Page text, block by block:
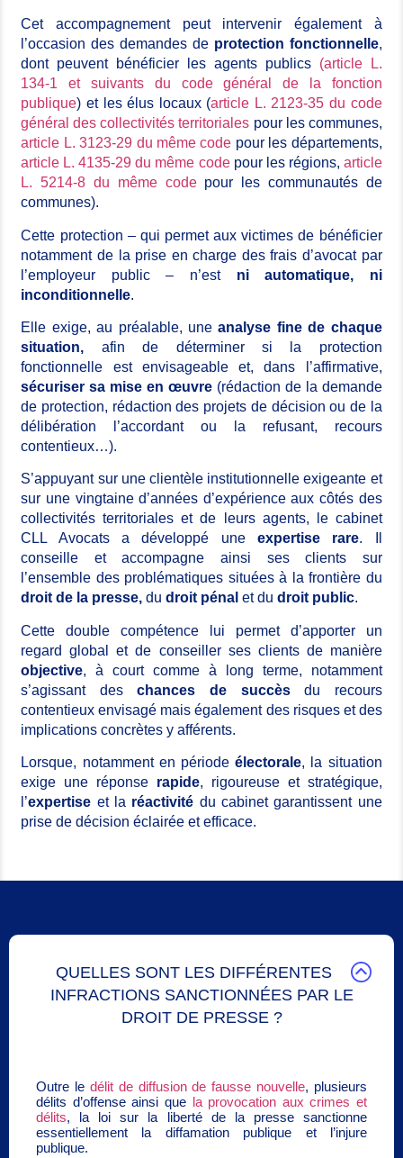
Cet accompagnement peut intervenir également à
l’occasion des demandes de protection fonctionnelle,
dont peuvent bénéficier les agents publics (article L.
134-1 et suivants du code général de la fonction
publique) et les élus locaux (article L. 2123-35 du code
général des collectivités territoriales pour les communes,
article L. 3123-29 du même code pour les départements,
article L. 4135-29 du même codepour les régions, article
L. 5214-8 du même codepour les communautés de
communes).
Cette protection – qui permet aux victimes de bénéficier
notamment de la prise en charge des frais d’avocat par
l’employeur public – n’est ni automatique, ni
inconditionnelle.
Elle exige, au préalable, uneanalyse fine de chaque
situation, afin de déterminer si la protection
fonctionnelle est envisageable et, dans l’affirmative,
sécuriser sa mise en œuvre (rédaction de la demande
de protection, rédaction des projets de décision ou de la
délibération l’accordant ou la refusant, recours
contentieux…).
S’appuyant sur une clientèle institutionnelle exigeante et
sur une vingtaine d’années d’expérience aux côtés des
collectivités territoriales et de leurs agents, le cabinet
CLL Avocatsa développé une expertise rare. Il
conseille et accompagne ainsi ses clients sur
l’ensemble des problématiques situées à la frontière du
droit de la presse, dudroit pénalet dudroit public.
Cette double compétence lui permet d’apporter un
regard global et de conseiller ses clients de manière
objective, à court comme à long terme, notamment
s’agissant deschances de succèsdu recours
contentieux envisagé mais également des risques et des
implications concrètes y afférents.
Lorsque, notamment en périodeélectorale, la situation
exige une réponse rapide, rigoureuse et stratégique,
l’expertise et la réactivité du cabinet garantissent une
prise de décision éclairée et efficace.
QUELLES SONT LES DIFFÉRENTES
INFRACTIONS SANCTIONNÉES PAR LE
DROIT DE PRESSE ?
Outre le délit de diffusion de fausse nouvelle, plusieurs
délits d’offense ainsi que la provocation aux crimes et
délits, la loi sur la liberté de la presse sanctionne
essentiellement la diffamation publique et l’injure
publique.